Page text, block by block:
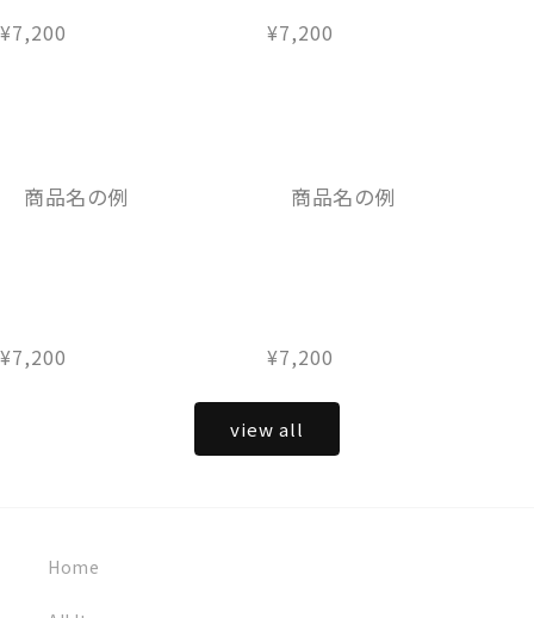
通
¥7,200
通
¥7,200
商品名の例
通
¥7,200
商品名の例
通
格
¥7,200
view all
Home